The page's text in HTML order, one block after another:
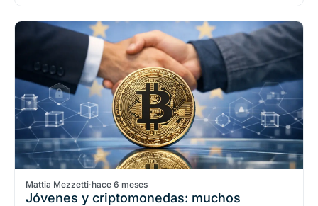
Mattia Mezzetti·hace 6 meses
Jóvenes y criptomonedas: muchos